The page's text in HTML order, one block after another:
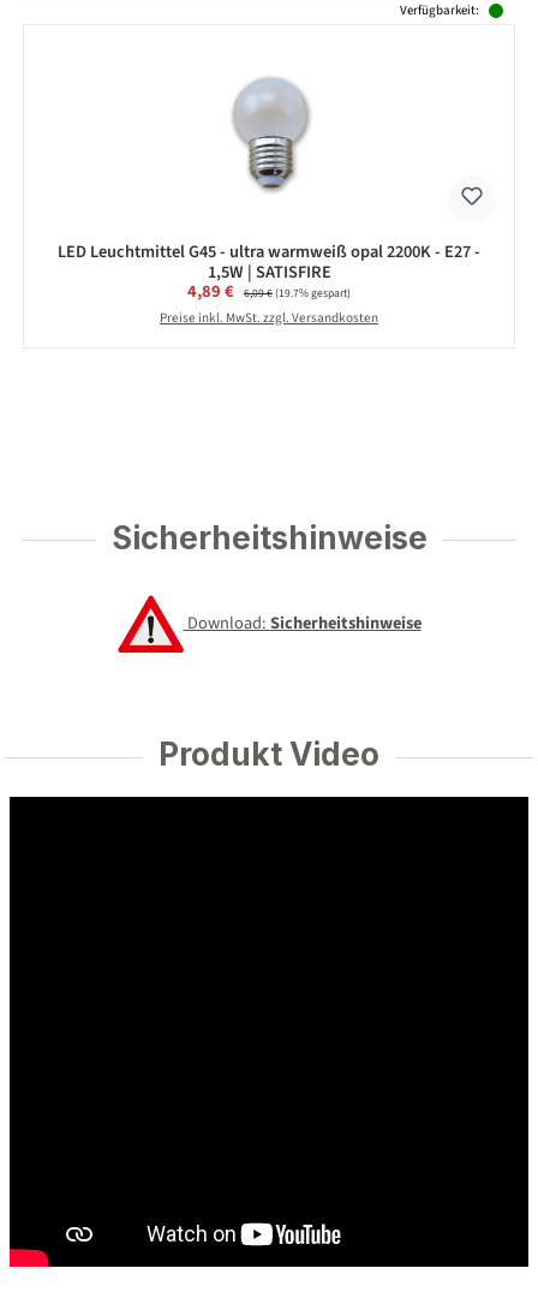
Verfügbarkeit:
LED Leuchtmittel G45 - ultra warmweiß opal 2200K - E27 -
1,5W | SATISFIRE
Verkaufspreis:
4,89 € Regulärer Preis:
6,09 €(19.7% gespart)
Preise inkl. MwSt. zzgl. Versandkosten
Sicherheitshinweise
Download:Sicherheitshinweise
Produkt Video